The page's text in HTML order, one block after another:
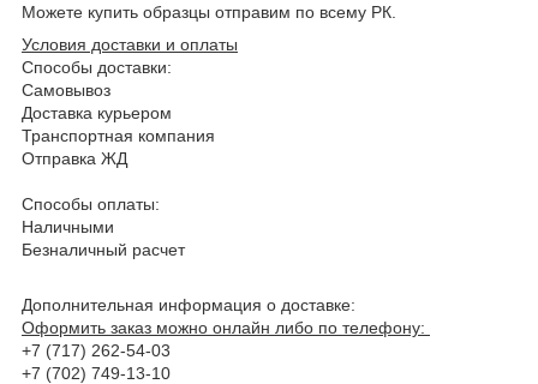
Можете купить образцы отправим по всему РК.
Условия доставки и оплаты
Способы доставки:
Самовывоз
Доставка курьером
Транспортная компания
Отправка ЖД
Способы оплаты:
Наличными
Безналичный расчет
Дополнительная информация о доставке:
Оформить заказ можно онлайн либо по телефону:
+7 (717) 262-54-03
+7 (702) 749-13-10